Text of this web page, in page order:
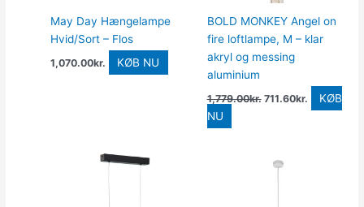
May Day Hængelampe
Hvid/Sort – Flos
1,070.00kr. KØB NU
BOLD MONKEY Angel on
fire loftlampe, M – klar
akryl og messing
aluminium
1,779.00kr. 711.60kr.
KØB
NU